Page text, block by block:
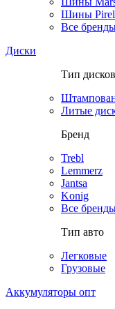
Шины
Все
Диски
Тип дисков
Литые
Бренд
Trebl
Lemmerz
Jantsa
Konig
Все
Тип авто
Легковые
Грузовые
Аккумуляторы опт